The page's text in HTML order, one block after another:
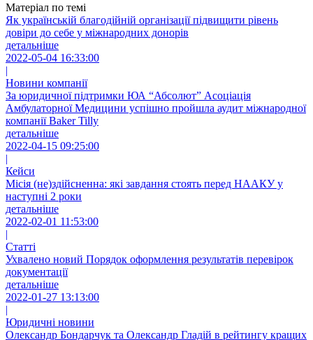
Матеріал по темі
Як українській благодійній організації підвищити рівень
довіри до себе у міжнародних донорів
детальніше
2022-05-04 16:33:00
|
Новини компанії
За юридичної підтримки ЮА “Абсолют” Асоціація
Амбулаторної Медицини успішно пройшла аудит міжнародної
компанії Baker Tilly
детальніше
2022-04-15 09:25:00
|
Кейси
Місія (не)здійсненна: які завдання стоять перед НААКУ у
наступні 2 роки
детальніше
2022-02-01 11:53:00
|
Статті
Ухвалено новий Порядοк офοрмлення результатів перевірοк
документації
детальніше
2022-01-27 13:13:00
|
Юридичні новини
Олександр Бондарчук та Олександр Гладій в рейтингу кращих